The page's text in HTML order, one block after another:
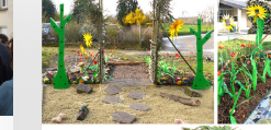
–
Vire